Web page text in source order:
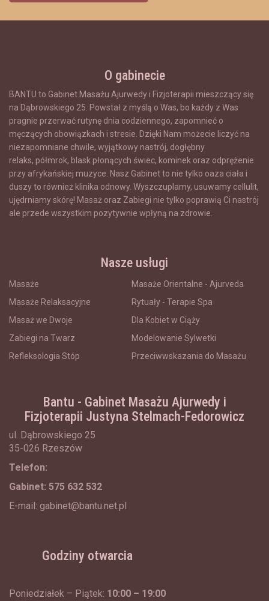
O gabinecie
BANTU to Gabinet Masażu Ajurwedy i Fizjoterapii mieszczący się
na Dąbrowskiego 25. Powstał z myślą o Was, bo każdy z Was
pragnie przerwać rutynę dnia codziennego, zapomnieć o
męczących obowiązkach i stresie. Dzięki Nam możecie liczyć na
niezapomniane chwile, wyjątkowy nastrój, dogłębny
relaks, półmrok, blask płonących świec, kominek oraz odprężenie
przy afrykańskiej muzyce. Nasz Gabinet to nie tylko oaza ciała i
duszy to również klinika odnowy. Wyszczuplamy, usuwamy cellulit,
ujędrniamy skórę! Masaż oraz Zabiegi nie tylko poprawią Ci nastrój
ale przede wszystkim pozytywnie wpłyną na zdrowie.
Nasze usługi
Masaże
Masaże Orientalne - Ajurveda
Masaże Relaksacyjne
Rytuały - Terapie Spa
Masaż we Dwoje
Dla Kobiet w Ciąży
Zabiegi na Twarz
Modelowanie Sylwetki
Refleksologia Stóp
Przeciwwskazania do Masażu
Bantu - Gabinet Masażu Ajurwedy i
Fizjoterapii Justyna Stelmach-Fedorowicz
ul. Dąbrowskiego 25
35-026 Rzeszów
Telefon:
Gabinet: 575 632 532
E-mail: gabinet@bantu.net.pl
Godziny otwarcia
Poniedziałek – Piątek: 10:00 – 19:00